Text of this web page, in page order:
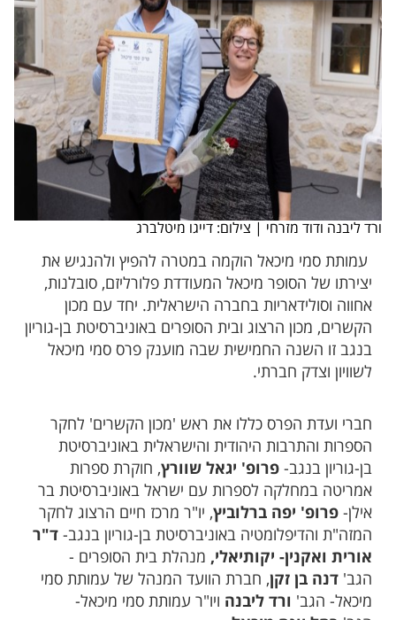
ורד ליבנה ודוד מזרחי | צילום: דייגו מיטלברג​​​
עמותת סמי מיכאל הוקמה במטרה להפיץ ולהנגיש את
יצירתו של הסופר מיכאל המעודדת פלורליזם, סובלנות,
אחווה וסולידאריות בחברה הישראלית. יחד עם מכון
הקשרים, מכון הרצוג ובית הסופרים באוניברסיטת בן-גוריון
בנגב זו השנה החמישית שבה מוענק פרס סמי מיכאל
לשוויון וצדק חברתי.
חברי ועדת הפרס כללו את ראש 'מכון הקשרים' לחקר
הספרות והתרבות היהודית והישראלית באוניברסיטת
בן-גוריון בנגב- פרופ' יגאל שוורץ, חוקרת ספרות
אמריטה במחלקה לספרות עם ישראל באוניברסיטת בר
אילן-פרופ' יפה ברלוביץ, יו"ר מרכז חיים הרצוג לחקר
המזה"ת והדיפלומטיה באוניברסיטת בן-גוריון בנגב-ד"ר
אורית ואקנין- יקותיאלי, מנהלת בית הסופרים -
הגב'דנה בן זקן, חברת הוועד המנהל של עמותת סמי
מיכאל- הגב' ורד ליבנה ויו"ר עמותת סמי מיכאל-